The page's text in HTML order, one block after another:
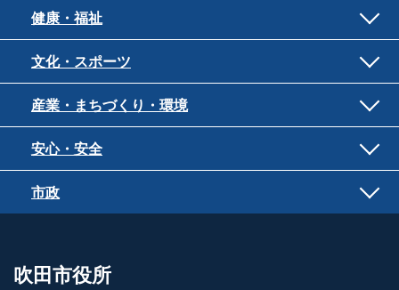
健康・福祉
文化・スポーツ
産業・まちづくり・環境
安心・安全
市政
吹田市役所